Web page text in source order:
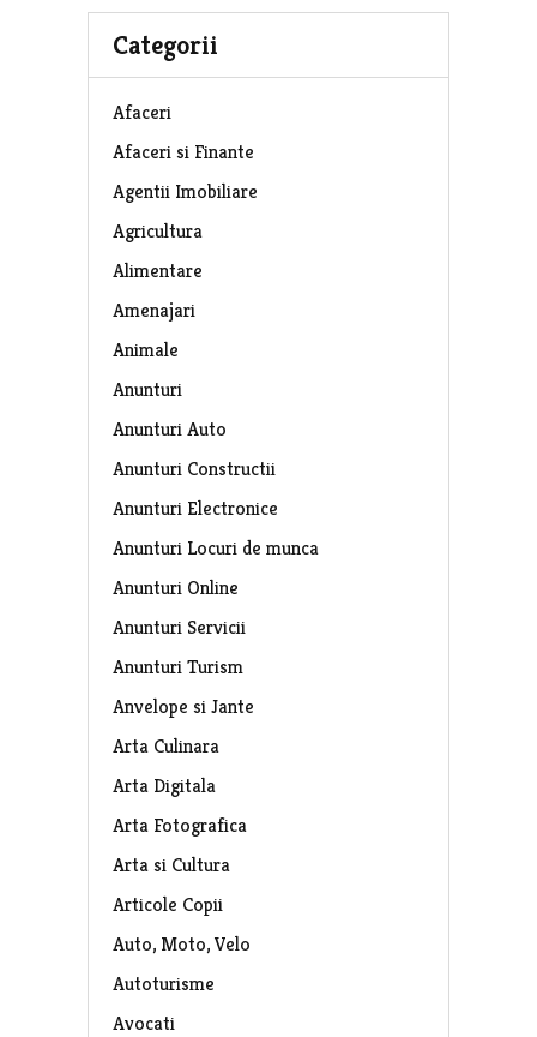
Categorii
Afaceri
Afaceri si Finante
Agentii Imobiliare
Agricultura
Alimentare
Amenajari
Animale
Anunturi
Anunturi Auto
Anunturi Constructii
Anunturi Electronice
Anunturi Locuri de munca
Anunturi Online
Anunturi Servicii
Anunturi Turism
Anvelope si Jante
Arta Culinara
Arta Digitala
Arta Fotografica
Arta si Cultura
Articole Copii
Auto, Moto, Velo
Autoturisme
Avocati